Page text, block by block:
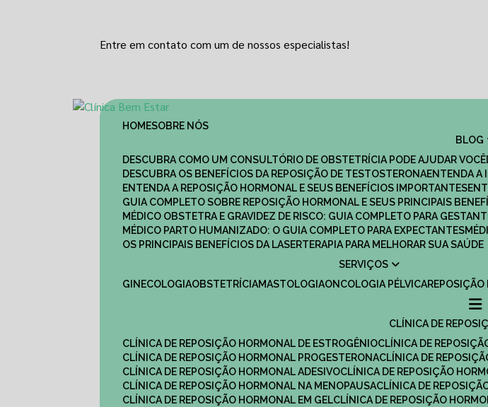
Entre em contato com um de nossos especialistas!
HOME
SOBRE NÓS
BLOG
DESCUBRA COMO UM CONSULTÓRIO DE OBSTETRÍCIA PODE AJUDAR VOCÊ
DESCUBRA OS BENEFÍCIOS DA REPOSIÇÃO DE TESTOSTERONA
ENTENDA
ENTENDA A REPOSIÇÃO HORMONAL E SEUS BENEFÍCIOS IMPORTANTES
GUIA COMPLETO SOBRE REPOSIÇÃO HORMONAL E SEUS PRINCIPAIS
MÉDICO OBSTETRA E GRAVIDEZ DE RISCO: GUIA COMPLETO PARA
MÉDICO PARTO HUMANIZADO: O GUIA COMPLETO PARA EXPECTANTES
OS PRINCIPAIS BENEFÍCIOS DA LASERTERAPIA PARA MELHORAR SUA SAÚDE
SERVIÇOS
GINECOLOGIA
OBSTETRÍCIA MASTOLOGIA ONCOLOGIA PÉLVICA
CLÍNICA DE
CLÍNICA DE REPOSIÇÃO HORMONAL DE ESTROGÊNIO
CLÍNICA DE
CLÍNICA DE REPOSIÇÃO HORMONAL PROGESTERONA
CLÍNICA DE
CLÍNICA DE REPOSIÇÃO HORMONAL ADESIVO
CLÍNICA DE REPOSIÇÃO
CLÍNICA DE REPOSIÇÃO HORMONAL NA MENOPAUSA
CLÍNICA DE
CLÍNICA DE REPOSIÇÃO HORMONAL EM GEL
CLÍNICA DE REPOSIÇÃO